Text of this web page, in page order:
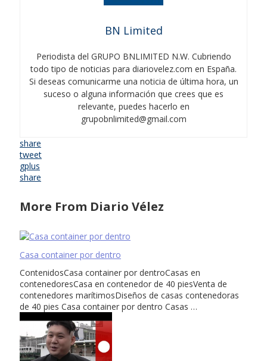
BN Limited
Periodista del GRUPO BNLIMITED N.W. Cubriendo
todo tipo de noticias para diariovelez.com en España.
Si deseas comunicarme una noticia de última hora, un
suceso o alguna información que crees que es
relevante, puedes hacerlo en
grupobnlimited@gmail.com
share
tweet
gplus
share
More From Diario Vélez
Casa container por dentro
ContenidosCasa container por dentroCasas en
contenedoresCasa en contenedor de 40 piesVenta de
contenedores marítimosDiseños de casas contenedoras
de 40 pies Casa container por dentro Casas …